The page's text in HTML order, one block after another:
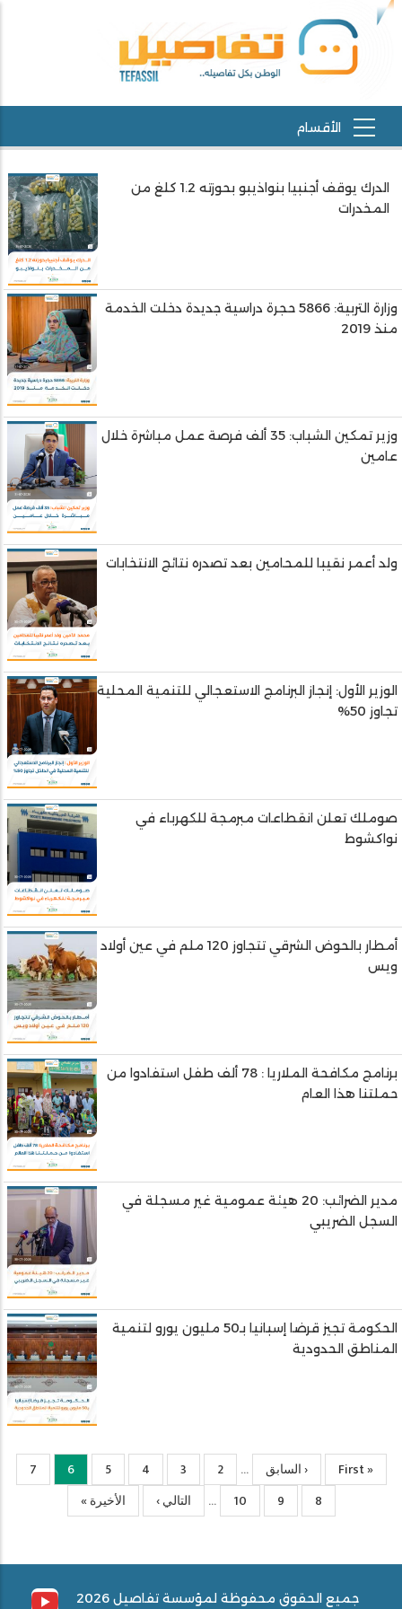
الدرك يوقف أجنبيا بنواذيبو بحوزته 1.2 كلغ من
المخدرات
وزارة التربية: 5866 حجرة دراسية جديدة دخلت الخدمة
منذ 2019
وزير تمكين الشباب: 35 ألف فرصة عمل مباشرة خلال
عامين
ولد أعمر نقيبا للمحامين بعد تصدره نتائج الانتخابات
الوزير الأول: إنجاز البرنامج الاستعجالي للتنمية المحلية
تجاوز 50%
صوملك تعلن انقطاعات مبرمجة للكهرباء في
نواكشوط
أمطار بالحوض الشرقي تتجاوز 120 ملم في عين أولاد
ويس
برنامج مكافحة الملاريا : 78 ألف طفل استفادوا من
حملتنا هذا العام
مدير الضرائب: 20 هيئة عمومية غير مسجلة في
السجل الضريبي
الحكومة تجيز قرضا إسبانيا بـ50 مليون يورو لتنمية
المناطق الحدودية
Pagination
First
page
« First
Previous
page
‹ السابق … الصفحة
2 الصفحة
3 الصفحة
4 الصفحة
5
Current
page
6
7
الصفحة
8 الصفحة
9 الصفحة
10
…
الصفحة
التالية
التالي ›
Last
page
الأخيرة »
جميع الحقوق محفوظة لمؤسسة تفاصيل 2026